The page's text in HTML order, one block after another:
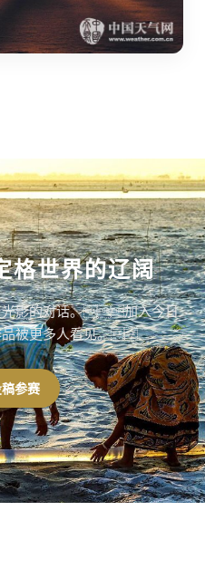
格世界的辽阔
影的对话。加入今日
被更多人看见。
参赛